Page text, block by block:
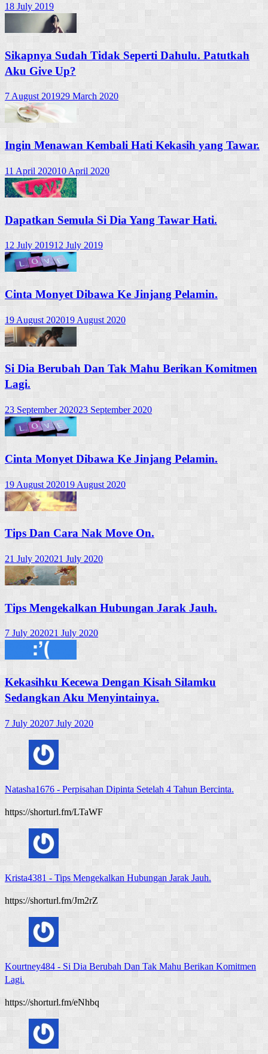
18 July 2019
Sikapnya Sudah Tidak Seperti Dahulu. Patutkah
Aku Give Up?
7 August 201929 March 2020
Ingin Menawan Kembali Hati Kekasih yang Tawar.
11 April 202010 April 2020
Dapatkan Semula Si Dia Yang Tawar Hati.
12 July 201912 July 2019
Cinta Monyet Dibawa Ke Jinjang Pelamin.
19 August 202019 August 2020
Si Dia Berubah Dan Tak Mahu Berikan Komitmen
Lagi.
23 September 202023 September 2020
Cinta Monyet Dibawa Ke Jinjang Pelamin.
19 August 202019 August 2020
Tips Dan Cara Nak Move On.
21 July 202021 July 2020
Tips Mengekalkan Hubungan Jarak Jauh.
7 July 202021 July 2020
Kekasihku Kecewa Dengan Kisah Silamku
Sedangkan Aku Menyintainya.
7 July 20207 July 2020
Natasha1676 - Perpisahan Dipinta Setelah 4 Tahun Bercinta.
https://shorturl.fm/LTaWF
Krista4381 - Tips Mengekalkan Hubungan Jarak Jauh.
https://shorturl.fm/Jm2rZ
Kourtney484 - Si Dia Berubah Dan Tak Mahu Berikan Komitmen
Lagi.
https://shorturl.fm/eNhbq